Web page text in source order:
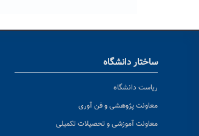
ساختار دانشگاه
ریاست دانشگاه
معاونت پژوهشی و فن آوری
معاونت آموزشی و تحصیلات تکمیلی